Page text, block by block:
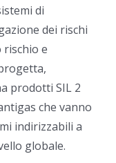
di
dei rischi
rischio e
prodotti SIL 2
che vanno
indirizzabili a
globale.